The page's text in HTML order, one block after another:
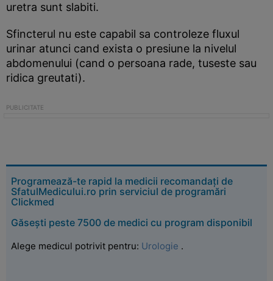
uretra sunt slabiti.
Sfincterul nu este capabil sa controleze fluxul
urinar atunci cand exista o presiune la nivelul
abdomenului (cand o persoana rade, tuseste sau
ridica greutati).
Programează-te rapid la medicii recomandați de
SfatulMedicului.ro prin serviciul de programări
Clickmed
Găsești peste 7500 de medici cu program disponibil
Alege medicul potrivit pentru: Urologie .